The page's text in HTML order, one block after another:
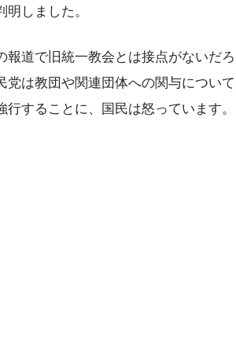
しました。
道で旧統一教会とは接点がないだろ
党は教団や関連団体への関与について
することに、国民は怒っています。